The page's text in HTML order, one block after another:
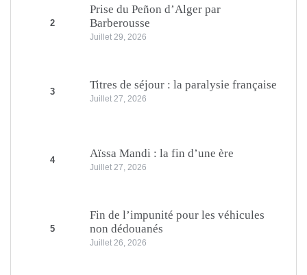
2
Prise du Peñon d’Alger par
Barberousse
Juillet 29, 2026
3
Titres de séjour : la paralysie française
Juillet 27, 2026
4
Aïssa Mandi : la fin d’une ère
Juillet 27, 2026
5
Fin de l’impunité pour les véhicules
non dédouanés
Juillet 26, 2026